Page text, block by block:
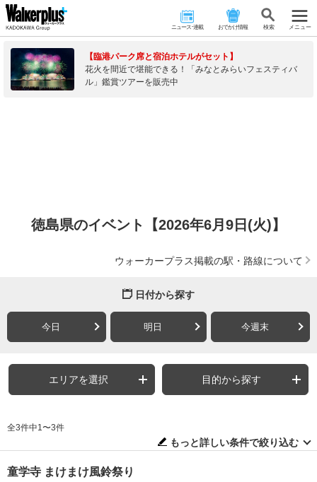
ニュース･連載 おでかけ情報 検 索 メニュー
【臨港パーク席と宿泊ホテルがセット】
花火を間近で堪能できる！「みなとみらいフェスティバ
ル」鑑賞ツアーを販売中
徳島県のイベント【2026年6月9日(火)】
ウォーカープラス掲載の駅・路線について
日付から探す
今日 明日 今週末
エリアを選択 目的から探す
全3件中1〜3件
もっと詳しい条件で絞り込む
童学寺 まけまけ風鈴祭り